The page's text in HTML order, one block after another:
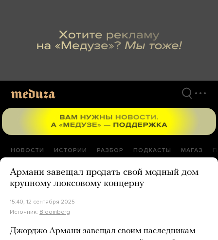
НОВОСТИ ИСТОРИИ РАЗБОР ПОДКАСТЫ МАГАЗ
Армани завещал продать свой модный дом
крупному люксовому концерну
15:40, 12 сентября 2025
Источник: Bloomberg
Джорджо Армани завещал своим наследникам